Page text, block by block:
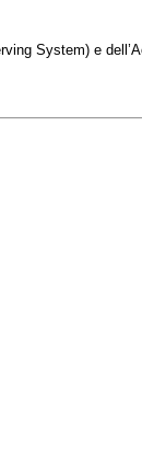
System) e